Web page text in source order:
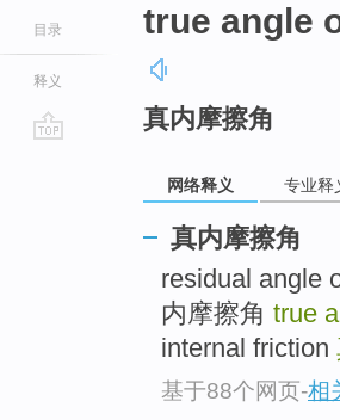
目录
释义
true angle
真内摩擦角
网络释义 专业释
真内摩擦角
residual angle
内摩擦角 true
internal friction
基于88个网页-相